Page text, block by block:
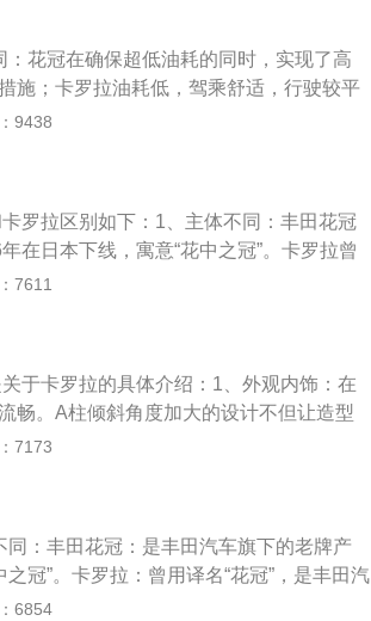
牛米。车身方面：配备了麦弗逊式独立前
外观尺寸为长4635mm、宽1780mm、高1
4门5座三厢车。
花冠在确保超低油耗的同时，实现了高
施；卡罗拉油耗低，驾乘舒适，行驶较平
配备驻车测距雷达与倒车雷达和前后悬
、1490mm，轴距为2600mm；卡罗拉的
，轴距为2700mm。
9438
罗拉区别如下：1、主体不同：丰田花冠
在日本下线，寓意“花中之冠”。卡罗拉曾
2、特点不同：丰田花冠实现轿车最大减
施。卡罗拉油耗低；驾乘舒适，行驶较平
气，稳重，比较适合家用。
7611
于卡罗拉的具体介绍：1、外观内饰：在
畅。A柱倾斜角度加大的设计不但让造型
格简约，中控台设计中规中距，座椅宽大
备双VVT-i技术的直列四缸1.8L发动机，
合下，最大功率达到103kW/6000rpm，峰
升发动机供选装，同样使用了双VVT-i技
7173
：丰田花冠：是丰田汽车旗下的老牌产
冠”。卡罗拉：曾用译名“花冠”，是丰田汽
：实现了轿车最大减轻50kg、跑车最大
6854